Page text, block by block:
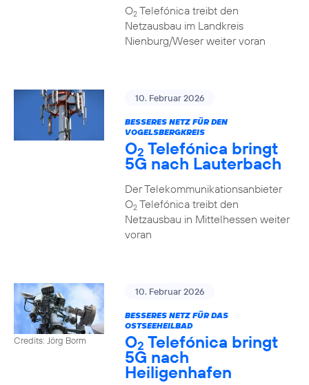
O2Telefónica treibt den
Netzausbau im Landkreis
Nienburg/Weser weiter voran
10. Februar 2026
BESSERES NETZ FÜR DEN
VOGELSBERGKREIS
O2 Telefónica bringt
5G nach Lauterbach
Der Telekommunikationsanbieter
O2Telefónica treibt den
Netzausbau in Mittelhessen weiter
voran
Credits: Jörg Borm
10. Februar 2026
BESSERES NETZ FÜR DAS
OSTSEEHEILBAD
O2 Telefónica bringt
5G nach
Heiligenhafen